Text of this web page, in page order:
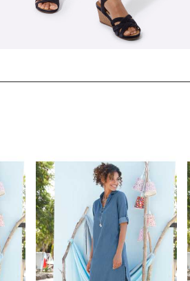
99,95
ZU ATELIER GOLDNER